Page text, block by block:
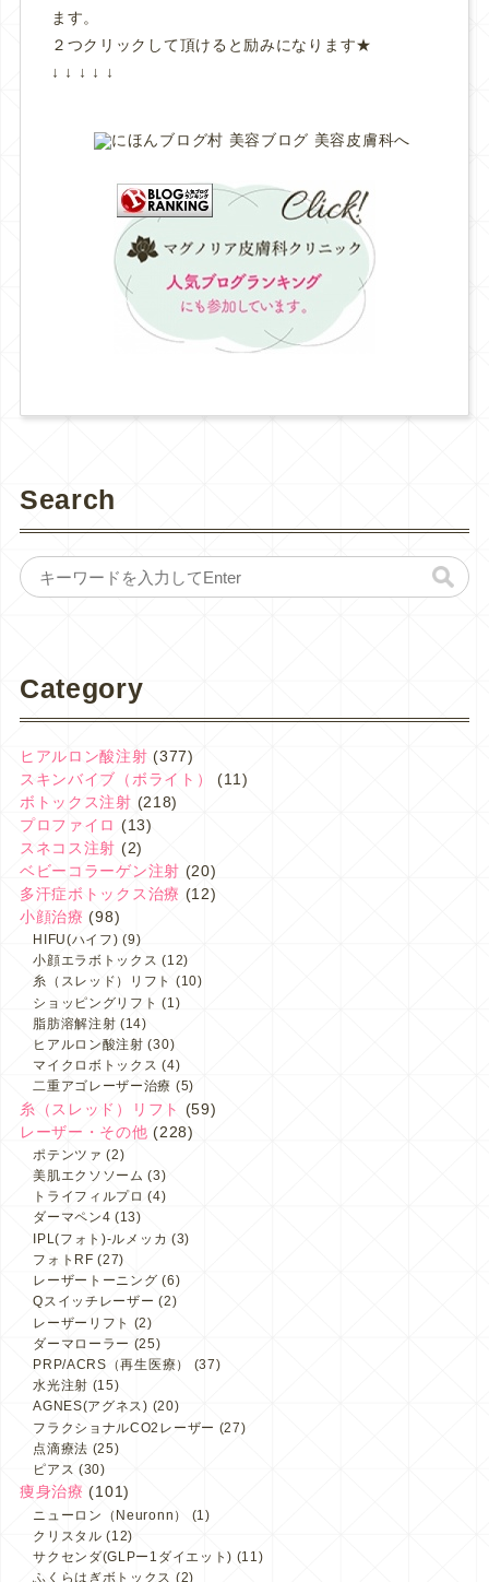
ます。
２つクリックして頂けると励みになります★
↓ ↓ ↓ ↓ ↓
Search
Category
ヒアルロン酸注射 (377)
スキンバイブ（ボライト）
(11)
ボトックス注射 (218)
プロファイロ (13)
スネコス注射 (2)
ベビーコラーゲン注射 (20)
多汗症ボトックス治療 (12)
小顔治療 (98)
HIFU(ハイフ) (9)
小顔エラボトックス (12)
糸（スレッド）リフト (10)
ショッピングリフト (1)
脂肪溶解注射 (14)
ヒアルロン酸注射 (30)
マイクロボトックス (4)
二重アゴレーザー治療 (5)
糸（スレッド）リフト
(59)
レーザー・その他 (228)
ポテンツァ (2)
美肌エクソソーム (3)
トライフィルプロ (4)
ダーマペン4 (13)
IPL(フォト)-ルメッカ (3)
フォトRF (27)
レーザートーニング (6)
Qスイッチレーザー (2)
レーザーリフト (2)
ダーマローラー (25)
PRP/ACRS（再生医療）
(37)
水光注射 (15)
AGNES(アグネス) (20)
フラクショナルCO2レーザー (27)
点滴療法 (25)
ピアス (30)
痩身治療 (101)
ニューロン（Neuronn）
(1)
クリスタル (12)
サクセンダ(GLPー1ダイエット) (11)
ふくらはぎボトックス (2)